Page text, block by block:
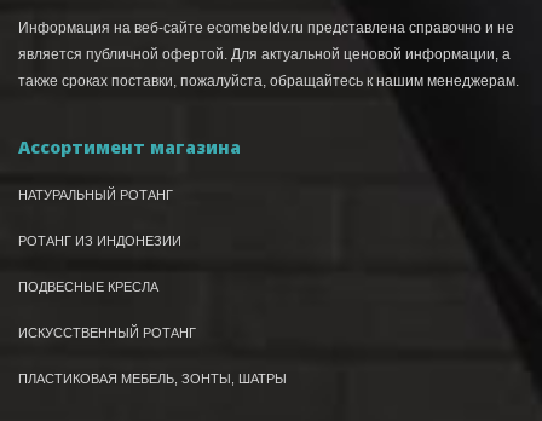
Информация на веб-сайте ecomebeldv.ru представлена справочно и не
является публичной офертой. Для актуальной ценовой информации, а
также сроках поставки, пожалуйста, обращайтесь к нашим менеджерам.
Ассортимент магазина
НАТУРАЛЬНЫЙ РОТАНГ
РОТАНГ ИЗ ИНДОНЕЗИИ
ПОДВЕСНЫЕ КРЕСЛА
ИСКУССТВЕННЫЙ РОТАНГ
ПЛАСТИКОВАЯ МЕБЕЛЬ, ЗОНТЫ, ШАТРЫ